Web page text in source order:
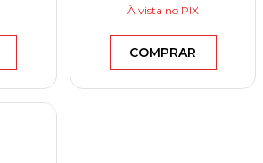
À vista no PIX
COMPRAR